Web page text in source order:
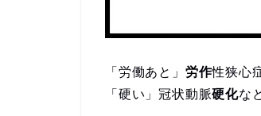
「労働あと」 労作性狭心
「硬い」冠状動脈硬化な